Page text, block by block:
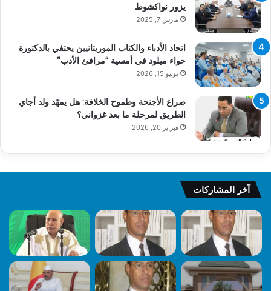
يزور نواكشوط
مارس 7, 2025
اتحاد الأدباء والكتاب الموريتانيين يحتفي بالدكتورة
حواء ميلود في أمسية “مرافئ الأدب”
يونيو 15, 2026
صراع الأجنحة وطموح الخلافة: هل يمهّد ولد أجاي
الطريق لمرحلة ما بعد غزواني؟
فبراير 20, 2026
آخر المشاركات